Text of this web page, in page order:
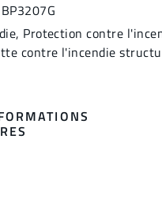
BP3207G
, Protection contre
contre l'incendie